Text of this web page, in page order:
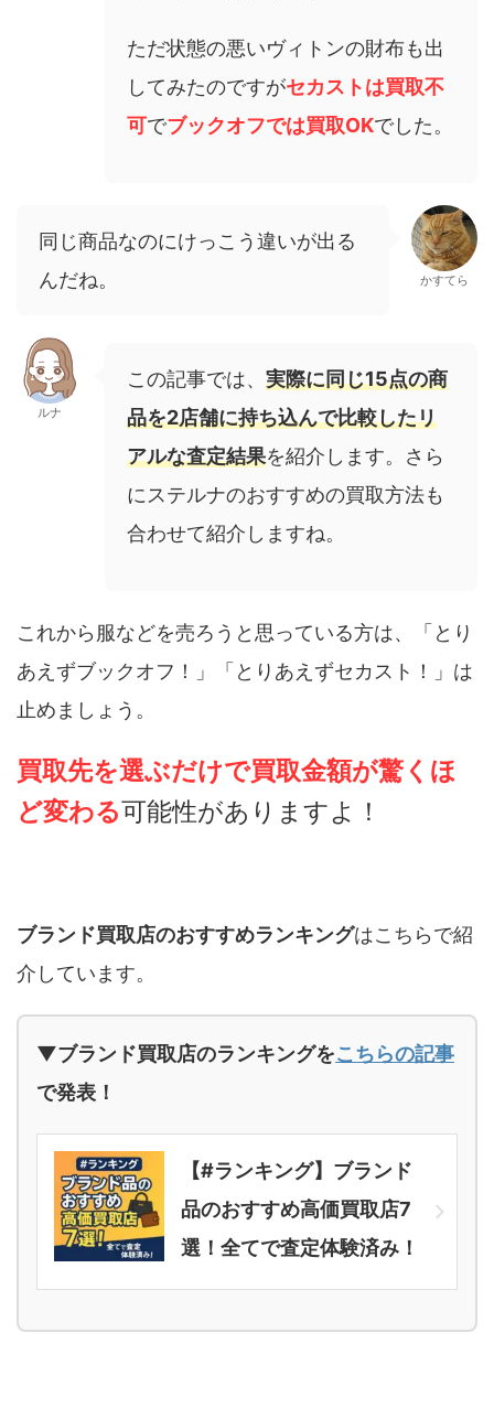
ただ状態の悪いヴィトンの財布も出
してみたのですがセカストは買取不
可でブックオフでは買取OKでした。
同じ商品なのにけっこう違いが出る
んだね。
かすてら
ルナ
この記事では、 実際に同じ15点の商
品を2店舗に持ち込んで比較したリ
アルな査定結果を紹介します。さら
にステルナのおすすめの買取方法も
合わせて紹介しますね。
これから服などを売ろうと思っている方は、「とり
あえずブックオフ！」「とりあえずセカスト！」は
止めましょう。
買取先を選ぶだけで買取金額が驚くほ
ど変わる可能性がありますよ！
ブランド買取店のおすすめランキングはこちらで紹
介しています。
▼ブランド買取店のランキングをこちらの記事
で発表！
【#ランキング】ブランド
品のおすすめ高価買取店7
選！全てで査定体験済み！